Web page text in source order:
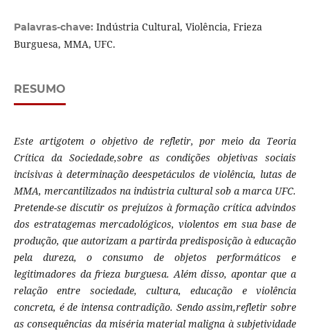
Palavras-chave: Indústria Cultural, Violência, Frieza
Burguesa, MMA, UFC.
RESUMO
Este artigotem o objetivo de refletir, por meio da Teoria
Crítica da Sociedade,sobre as condições objetivas sociais
incisivas à determinação deespetáculos de violência, lutas de
MMA, mercantilizados na indústria cultural sob a marca UFC.
Pretende-se discutir os prejuízos à formação crítica advindos
dos estratagemas mercadológicos, violentos em sua base de
produção, que autorizam a partirda predisposição à educação
pela dureza, o consumo de objetos performáticos e
legitimadores da frieza burguesa. Além disso, apontar que a
relação entre sociedade, cultura, educação e violência
concreta, é de intensa contradição. Sendo assim,refletir sobre
as consequências da miséria material maligna à subjetividade